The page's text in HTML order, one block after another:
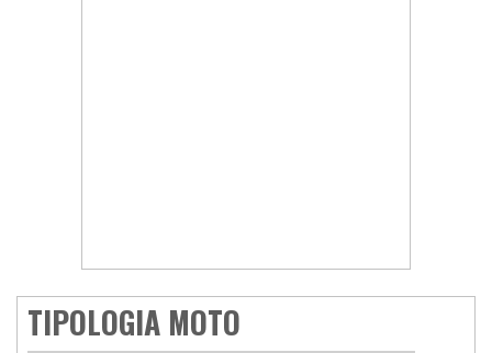
TIPOLOGIA MOTO